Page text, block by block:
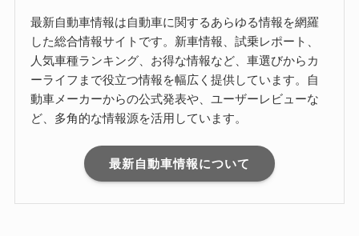
最新自動車情報は自動車に関するあらゆる情報を網羅
した総合情報サイトです。新車情報、試乗レポート、
人気車種ランキング、お得な情報など、車選びからカ
ーライフまで役立つ情報を幅広く提供しています。自
動車メーカーからの公式発表や、ユーザーレビューな
ど、多角的な情報源を活用しています。
最新自動車情報について